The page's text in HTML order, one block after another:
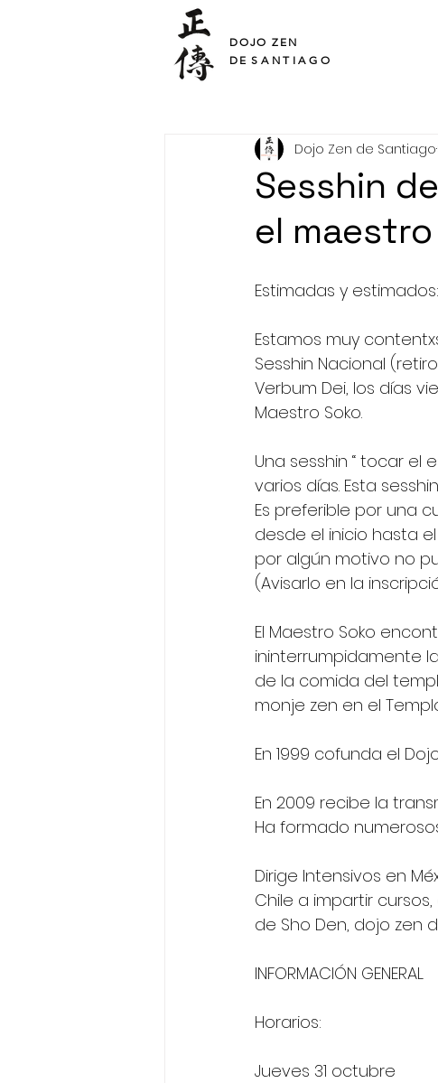
DOJO ZEN
DESANTIAGO
Sesshin
el
Dojo Zen de Santiago
Estimadas y estimados:
Estamos muy
Sesshin Nacional
Verbum Dei, los días
Maestro Soko.
Una sesshin “ tocar el
varios días. Esta
Es preferible por una
desde el inicio hasta
por algún motivo no
(Avisarlo en la
El Maestro Soko
ininterrumpidamente
de la comida del
monje zen en el
En 1999 cofunda el
En 2009 recibe la
Ha formado
Dirige Intensivos en
Chile a impartir
de Sho Den, dojo zen
INFORMACIÓN GENERAL
Horarios:
Jueves 31 octubre